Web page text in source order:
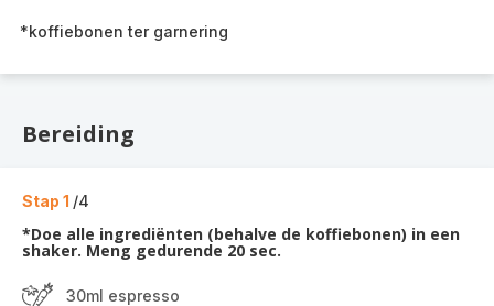
*koffiebonen ter garnering
Bereiding
Stap 1 /4
*Doe alle ingrediënten (behalve de koffiebonen) in een
shaker. Meng gedurende 20 sec.
30ml espresso